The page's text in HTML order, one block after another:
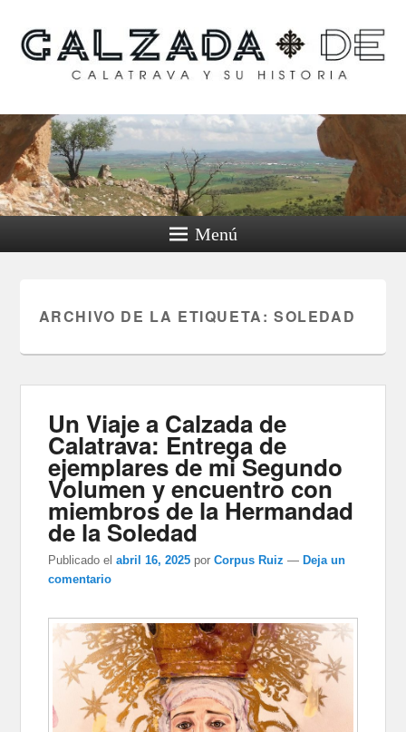
Calzada de Calatrava y
su historia
Menú
ARCHIVO DE LA ETIQUETA: SOLEDAD
Un Viaje a Calzada de
Calatrava: Entrega de
ejemplares de mi Segundo
Volumen y encuentro con
miembros de la Hermandad
de la Soledad
Publicado el abril 16, 2025 porCorpus Ruiz — Deja un
comentario